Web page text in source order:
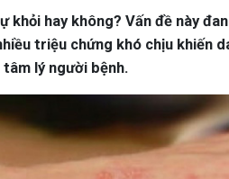
khỏi hay không? Vấn đề này
triệu chứng khó chịu khiến
lý người bệnh.